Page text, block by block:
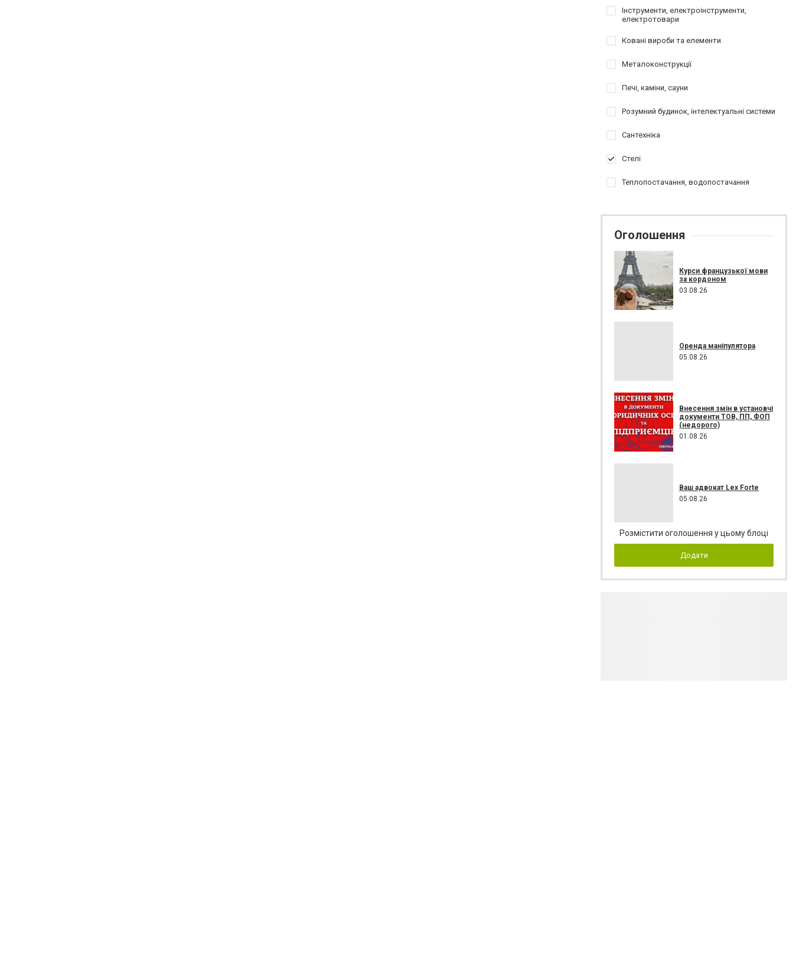
Інструменти, електроінструменти,
електротовари
Ковані вироби та елементи
Металоконструкції
Печі, каміни, сауни
Розумний будинок, інтелектуальні системи
Сантехніка
Стелі
Теплопостачання, водопостачання
Оголошення
Курси французької мови
за кордоном
03.08.26
Оренда маніпулятора
05.08.26
Внесення змін в установчі
документи ТОВ, ПП, ФОП
(недорого)
01.08.26
Ваш адвокат Lex Forte
05.08.26
Розмістити оголошення у цьому блоці
Додати